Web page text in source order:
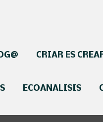
CRIAR ES
ECOANALISIS